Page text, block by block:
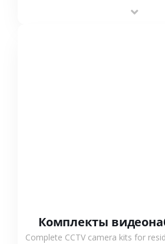
Комплекты
Complete CCTV camera kits for